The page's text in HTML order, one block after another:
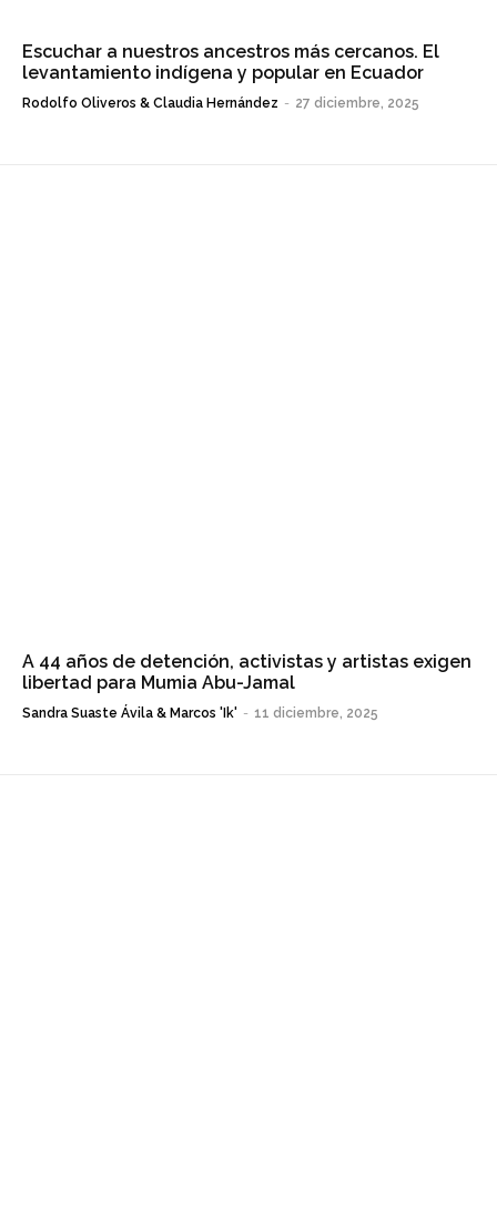
Escuchar a nuestros ancestros más cercanos. El
levantamiento indígena y popular en Ecuador
Rodolfo Oliveros & Claudia Hernández - 27 diciembre, 2025
A 44 años de detención, activistas y artistas exigen
libertad para Mumia Abu-Jamal
Sandra Suaste Ávila & Marcos 'Ik' - 11 diciembre, 2025